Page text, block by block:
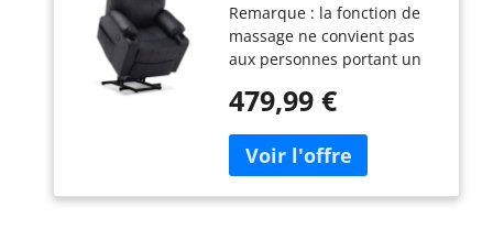
Relaxant, Massage,
Chauffage, Connexion
USB réglable
électriquement, Simili
cuir, Noir
Remarque : la fonction de
massage ne convient pas
aux personnes portant un
Support électrique pour se
spécialement pour les
personnes qui ont des
difficultés à se lever. 4
479,99 €